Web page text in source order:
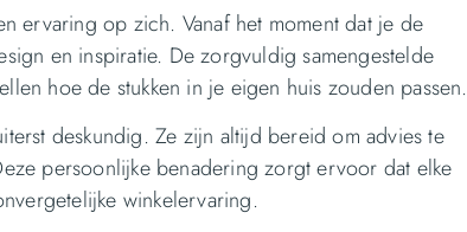
ervaring op zich. Vanaf het moment dat je de
en inspiratie. De zorgvuldig samengestelde
hoe de stukken in je eigen huis zouden passen.
deskundig. Ze zijn altijd bereid om advies te
persoonlijke benadering zorgt ervoor dat elke
winkelervaring.